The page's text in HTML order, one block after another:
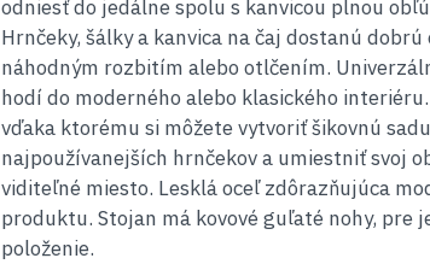
odniesť do jedálne spolu s kanvicou plnou
Hrnčeky, šálky a kanvica na čaj dostanú
náhodným rozbitím alebo otlčením.
hodí do moderného alebo klasického
vďaka ktorému si môžete vytvoriť šikovnú
najpoužívanejších hrnčekov a umiestniť svoj
viditeľné miesto. Lesklá oceľ zdôrazňujúca
produktu. Stojan má kovové guľaté nohy, pre
položenie.